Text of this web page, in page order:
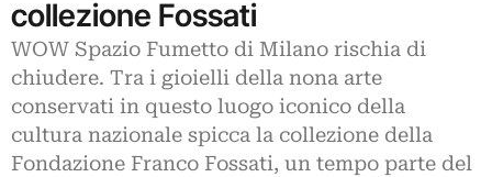
collezione Fossati
WOW Spazio Fumetto di Milano rischia di
chiudere. Tra i gioielli della nona arte
conservati in questo luogo iconico della
cultura nazionale spicca la collezione della
Fondazione Franco Fossati, un tempo parte del